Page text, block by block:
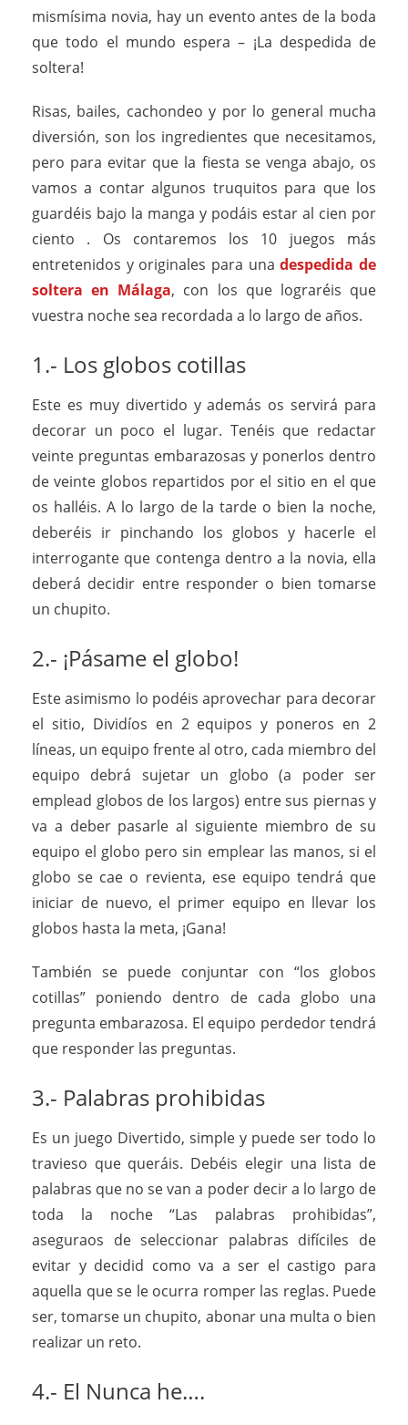
mismísima novia, hay un evento antes de la boda
que todo el mundo espera – ¡La despedida de
soltera!
Risas, bailes, cachondeo y por lo general mucha
diversión, son los ingredientes que necesitamos,
pero para evitar que la fiesta se venga abajo, os
vamos a contar algunos truquitos para que los
guardéis bajo la manga y podáis estar al cien por
ciento . Os contaremos los 10 juegos más
entretenidos y originales para unadespedida de
soltera en Málaga, con los que lograréis que
vuestra noche sea recordada a lo largo de años.
1.- Los globos cotillas
Este es muy divertido y además os servirá para
decorar un poco el lugar. Tenéis que redactar
veinte preguntas embarazosas y ponerlos dentro
de veinte globos repartidos por el sitio en el que
os halléis. A lo largo de la tarde o bien la noche,
deberéis ir pinchando los globos y hacerle el
interrogante que contenga dentro a la novia, ella
deberá decidir entre responder o bien tomarse
un chupito.
2.- ¡Pásame el globo!
Este asimismo lo podéis aprovechar para decorar
el sitio, Dividíos en 2 equipos y poneros en 2
líneas, un equipo frente al otro, cada miembro del
equipo debrá sujetar un globo (a poder ser
emplead globos de los largos) entre sus piernas y
va a deber pasarle al siguiente miembro de su
equipo el globo pero sin emplear las manos, si el
globo se cae o revienta, ese equipo tendrá que
iniciar de nuevo, el primer equipo en llevar los
globos hasta la meta, ¡Gana!
También se puede conjuntar con “los globos
cotillas” poniendo dentro de cada globo una
pregunta embarazosa. El equipo perdedor tendrá
que responder las preguntas.
3.- Palabras prohibidas
Es un juego Divertido, simple y puede ser todo lo
travieso que queráis. Debéis elegir una lista de
palabras que no se van a poder decir a lo largo de
toda la noche “Las palabras prohibidas”,
aseguraos de seleccionar palabras difíciles de
evitar y decidid como va a ser el castigo para
aquella que se le ocurra romper las reglas. Puede
ser, tomarse un chupito, abonar una multa o bien
realizar un reto.
4.- El Nunca he….